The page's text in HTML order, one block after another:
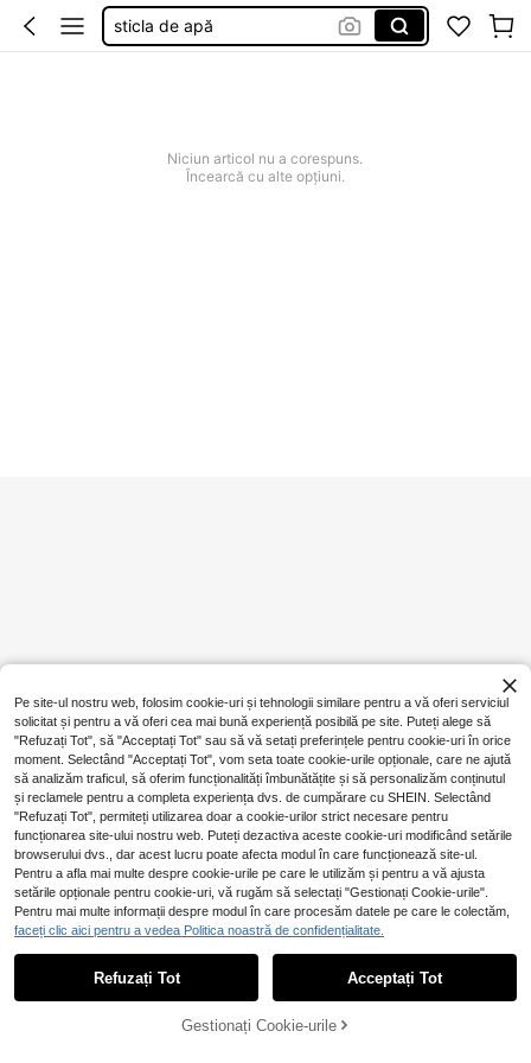
sticla de apă
caserole pentru școală
Niciun articol nu a corespuns.
Încearcă cu alte opțiuni.
Pe site-ul nostru web, folosim cookie-uri și tehnologii similare pentru a vă oferi serviciul
solicitat și pentru a vă oferi cea mai bună experiență posibilă pe site. Puteți alege să
"Refuzați Tot", să "Acceptați Tot" sau să vă setați preferințele pentru cookie-uri în orice
moment. Selectând "Acceptați Tot", vom seta toate cookie-urile opționale, care ne ajută
să analizăm traficul, să oferim funcționalități îmbunătățite și să personalizăm conținutul
și reclamele pentru a completa experiența dvs. de cumpărare cu SHEIN. Selectând
"Refuzați Tot", permiteți utilizarea doar a cookie-urilor strict necesare pentru
funcționarea site-ului nostru web. Puteți dezactiva aceste cookie-uri modificând setările
browserului dvs., dar acest lucru poate afecta modul în care funcționează site-ul.
Pentru a afla mai multe despre cookie-urile pe care le utilizăm și pentru a vă ajusta
setările opționale pentru cookie-uri, vă rugăm să selectați "Gestionați Cookie-urile".
Pentru mai multe informații despre modul în care procesăm datele pe care le colectăm,
faceți clic aici pentru a vedea Politica noastră de confidențialitate.
Refuzați Tot Acceptați Tot
Gestionați Cookie-urile